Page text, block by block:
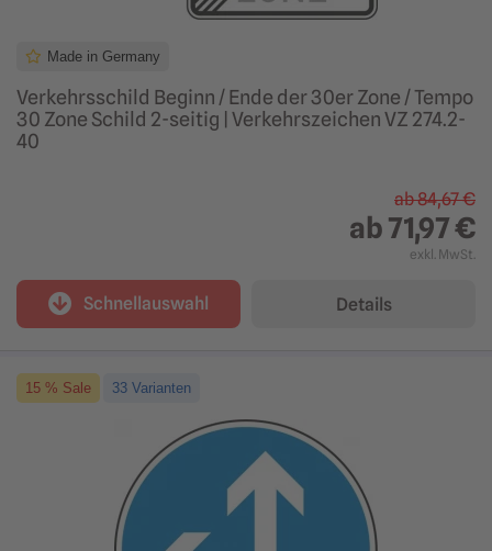
Made in Germany
Verkehrsschild Beginn / Ende der 30er Zone / Tempo
30 Zone Schild 2-seitig | Verkehrszeichen VZ 274.2-
40
ab84,67 €
ab71,97 €
exkl. MwSt.
Schnellauswahl Details
15 % Sale 33 Varianten